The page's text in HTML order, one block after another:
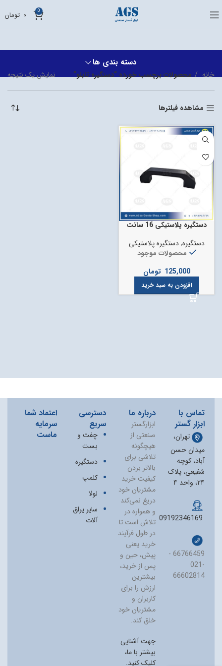
0
0 تومان
دسته بندی ها
خانه محصولات برچسب خورده “دستگیره تابلو” نمایش یک نتیجه
مشاهده فیلترها
دستگیره پلاستیکی 16 سانت
دستگیره,دستگیره پلاستیکی
محصولات موجود
125,000 تومان
افزودن به سبد خرید
تماس با
ابزار گستر
تهران،
میدان حسن
آباد، کوچه
شفیعی، پلاک
۲۴، واحد ۴
09192346169
66766459 -
021-
66602814
درباره ما
ابزارگستر
صنعتی از
هیچگونه
تلاشی برای
بالاتر بردن
کیفیت خرید
مشتریان خود
دریغ نمی‏‌کند
و همواره در
تلاش است تا
در طول فرآیند
خرید یعنی
پیش، حین و
پس از خرید،
بیشترین
ارزش را برای
کاربران و
مشتریان خود
خلق کند.
جهت آشنایی
بیشتر با ما،
کلیک کنید.
دسترسی
سریع
چفت و
بست
دستگیره
کلمپ
لولا
سایر یراق
آلات
اعتماد شما
سرمایه
ماست